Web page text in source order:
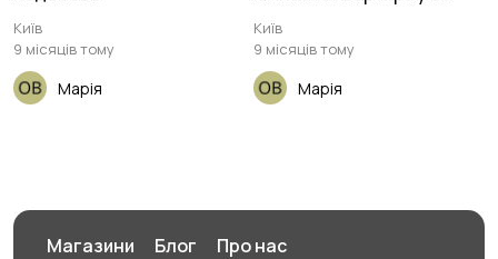
Київ
9 місяців тому
Марія
Київ
9 місяців тому
Марія
Магазини Блог
Про нас